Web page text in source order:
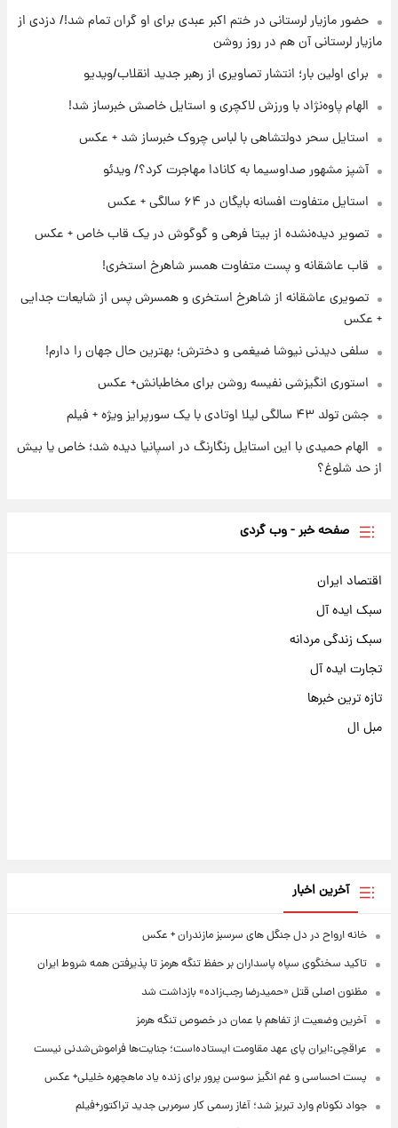
لیونل مسی عزادار شد! + جزئیات
۲۳ ساعت پیش
لحظه برخورد رعد و برق به ساختمان مرکز تجارت
جهانی در آمریکا + فیلم
۲۳ ساعت پیش
برای اولین بار؛ انتشار تصاویری از رهبر جدید
انقلاب/ویدیو
تصاویر عمامه بستن به شیوه خاتمی/ویدیو
حضور مازیار لرستانی در ختم اکبر عبدی برای او گران تمام شد!/ دزدی از
مازیار لرستانی آن هم در روز روشن
برای اولین بار؛ انتشار تصاویری از رهبر جدید انقلاب/ویدیو
الهام پاوه‌نژاد با ورزش لاکچری و استایل خاصش خبرساز شد!
استایل سحر دولتشاهی با لباس چروک خبرساز شد + عکس
آشپز مشهور صداوسیما به کانادا مهاجرت کرد؟/ ویدئو
استایل متفاوت افسانه بایگان در ۶۴ سالگی + عکس
تصویر دیده‌نشده از بیتا فرهی و گوگوش در یک قاب خاص + عکس
قاب عاشقانه و پست متفاوت همسر شاهرخ استخری!
تصویری عاشقانه از شاهرخ استخری و همسرش پس از شایعات جدایی
+ عکس
سلفی دیدنی نیوشا ضیغمی و دخترش؛ بهترین حال جهان را دارم!
استوری انگیزشی نفیسه روشن برای مخاطبانش+ عکس
جشن تولد ۴۳ سالگی لیلا اوتادی با یک سورپرایز ویژه + فیلم
الهام حمیدی با این استایل رنگارنگ در اسپانیا دیده شد؛ خاص یا بیش
از حد شلوغ؟
صفحه خبر - وب گردی
اقتصاد ایران
سبک ایده آل
سبک زندگی مردانه
تجارت ایده آل
تازه ترین خبرها
مبل ال
آخرین اخبار
خانه ارواح در دل جنگل های سرسبز مازندران + عکس
تاکید سخنگوی سپاه پاسداران بر حفظ تنگه هرمز تا پذیرفتن همه شروط ایران
مظنون اصلی قتل «حمیدرضا رجب‌زاده» بازداشت شد
آخرین وضعیت از تفاهم با عمان در خصوص تنگه هرمز
عراقچی:ایران پای عهد مقاومت ایستاده‌است؛ جنایت‌ها فراموش‌شدنی نیست
پست احساسی و غم انگیز سوسن پرور برای زنده یاد ماهچهره خلیلی+ عکس
جواد نکونام وارد تبریز شد؛ آغاز رسمی کار سرمربی جدید تراکتور+فیلم